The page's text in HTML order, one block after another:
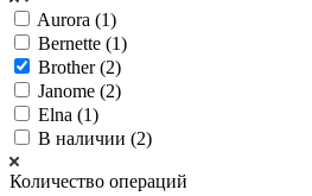
Aurora (1)
Bernette (1)
Brother (2)
Janome (2)
Elna (1)
В наличии (2)
Количество операций